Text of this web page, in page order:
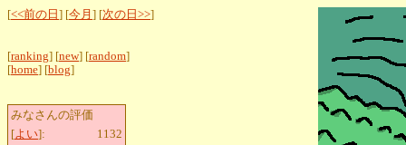
[<<前の日 ] [今月 ] [次の日>>]
[ranking] [new] [random]
[home] [blog]
みなさんの評価
[よい]:
1132